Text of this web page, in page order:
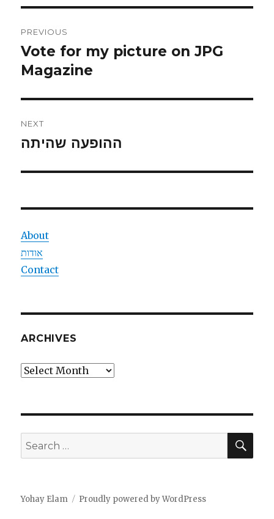
navigation
PREVIOUS
Previous
post:
Vote for my picture on JPG
Magazine
NEXT
Next
ההופעה שהיתה
About
אודות
Contact
ARCHIVES
Archives
Search
for:
Yohay Elam Proudly powered by WordPress